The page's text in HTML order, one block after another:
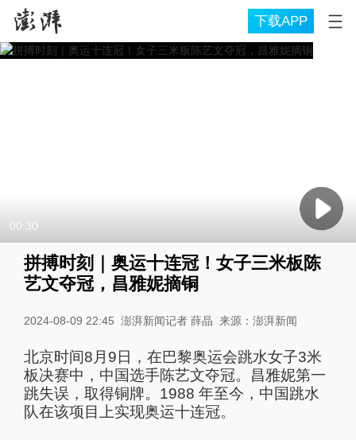
下载APP
00:30
拼搏时刻｜奥运十连冠！女子三米板陈
艺文夺冠，昌雅妮摘铜
2024-08-09 22:45 澎湃新闻记者 薛晶 来源： 澎湃新闻
北京时间8月9日，在巴黎奥运会跳水女子3米
板决赛中，中国选手陈艺文夺冠。昌雅妮第一
跳失误，取得铜牌。1988 年至今，中国跳水
队在该项目上实现奥运十连冠。